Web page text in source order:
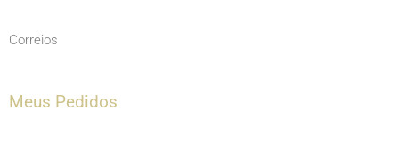
Correios
Meus Pedidos